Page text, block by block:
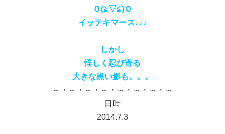
Ｏ(≧▽≦)Ｏ
イッテキマース♪♪♪
しかし
怪しく忍び寄る
大きな黒い影も。。。
～・～・～・～・～・～・～・～
日時
2014.7.3